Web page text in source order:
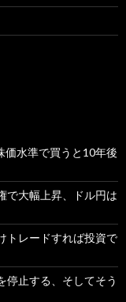
価水準で買うと10年後
で大幅上昇、ドル円は
トレードすれば投資で
停止する、そしてそう